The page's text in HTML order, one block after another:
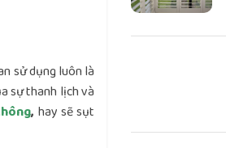
sử dụng luôn là
sự thanh lịch và
, hay sẽ sụt